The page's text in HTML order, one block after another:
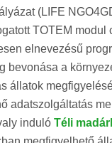
(LIFE
TOTEM modul
elnevezésű
bevonása a
állatok
adatszolgáltatás
induló Téli